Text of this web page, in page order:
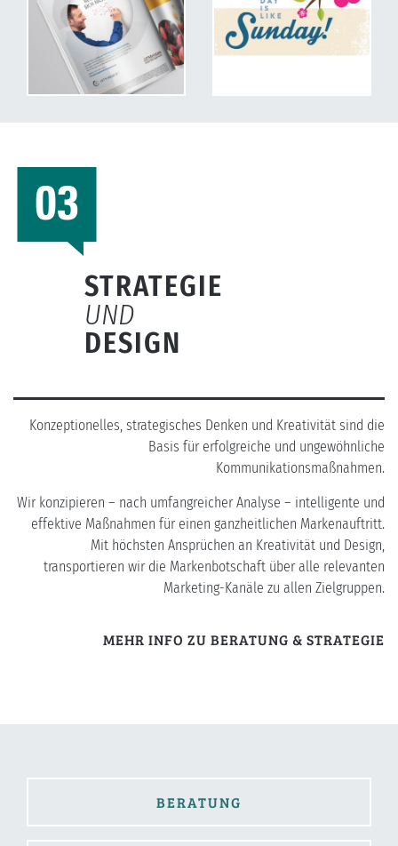
Konzeptionelles, strategisches Denken und Kreativität sind die
Basis für erfolgreiche und ungewöhnliche
Kommunikationsmaßnahmen.
Wir konzipieren – nach umfangreicher Analyse – intelligente und
effektive Maßnahmen für einen ganzheitlichen Markenauftritt.
Mit höchsten Ansprüchen an Kreativität und Design,
transportieren wir die Markenbotschaft über alle relevanten
Marketing-Kanäle zu allen Zielgruppen.
MEHR INFO ZU BERATUNG & STRATEGIE
STRATEGIE
UND
DESIGN
BERATUNG